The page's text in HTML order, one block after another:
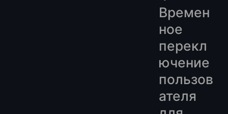
Времен
ное
перекл
ючение
пользов
ателя